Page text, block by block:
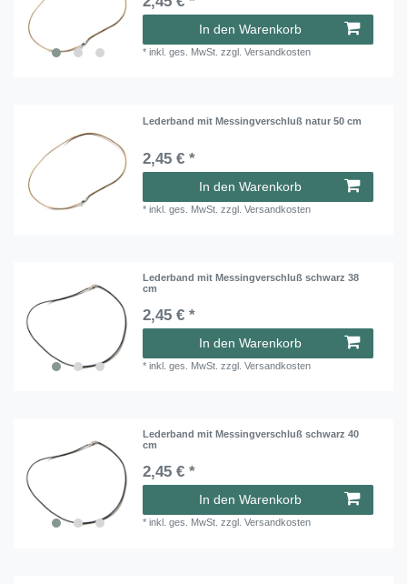
In den Warenkorb
*inkl. ges. MwSt. zzgl.Versandkosten
Lederband mit Messingverschluß natur 50 cm
2,45 € *
In den Warenkorb
*inkl. ges. MwSt. zzgl.Versandkosten
Lederband mit Messingverschluß schwarz 38
cm
2,45 € *
In den Warenkorb
*inkl. ges. MwSt. zzgl.Versandkosten
Lederband mit Messingverschluß schwarz 40
cm
2,45 € *
In den Warenkorb
*inkl. ges. MwSt. zzgl.Versandkosten